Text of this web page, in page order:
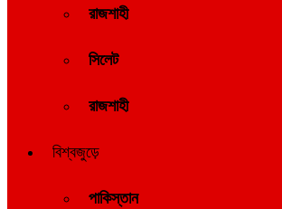
রাজশাহী
সিলেট
রাজশাহী
বিশ্বজুড়ে
পাকিস্তান